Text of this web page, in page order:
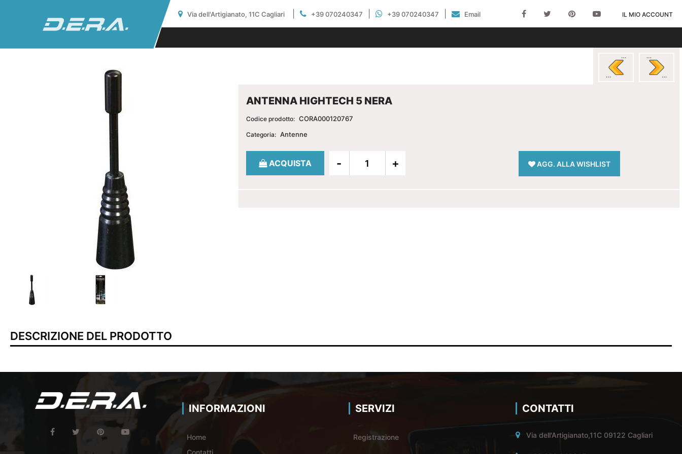
Via dell'Artigianato, 11C Cagliari +39 070240347 +39 070240347 Email IL MIO ACCOUNT
ANTENNA HIGHTECH 5 NERA
Codice prodotto: CORA000120767
Categoria: Antenne
Quantità
ACQUISTA AGG. ALLA WISHLIST
DESCRIZIONE DEL PRODOTTO
INFORMAZIONI
Home
SERVIZI
Registrazione
CONTATTI
Via dell'Artigianato,11C 09122 Cagliari